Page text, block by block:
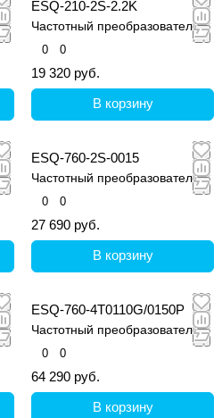
ESQ-210-2S-2.2K
Частотный преобразователь
0 0
19 320 руб.
В корзину
ESQ-760-2S-0015
Частотный преобразователь
0 0
27 690 руб.
В корзину
ESQ-760-4T0110G/0150P
Частотный преобразователь
0 0
64 290 руб.
В корзину